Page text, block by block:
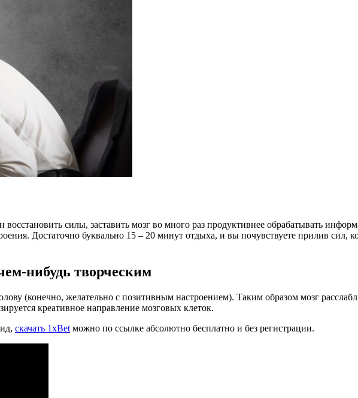
силы, заставить мозг во много раз продуктивнее обрабатывать
Достаточно буквально 15 – 20 минут отдыха, и вы почувствуете прилив сил,
нибудь творческим
(конечно, желательно с позитивным настроением). Таким образом мозг
креативное направление мозговых клеток.
скачать 1xBet можно по ссылке абсолютно бесплатно и без регистрации.